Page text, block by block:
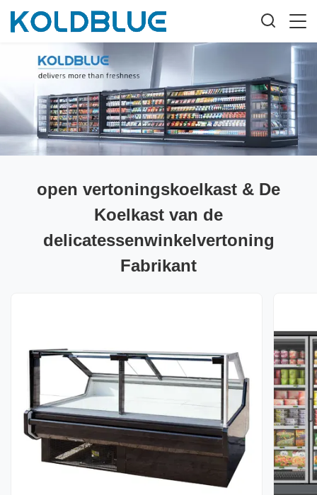
open vertoningskoelkast & De
Koelkast van de
delicatessenwinkelvertoning
Fabrikant